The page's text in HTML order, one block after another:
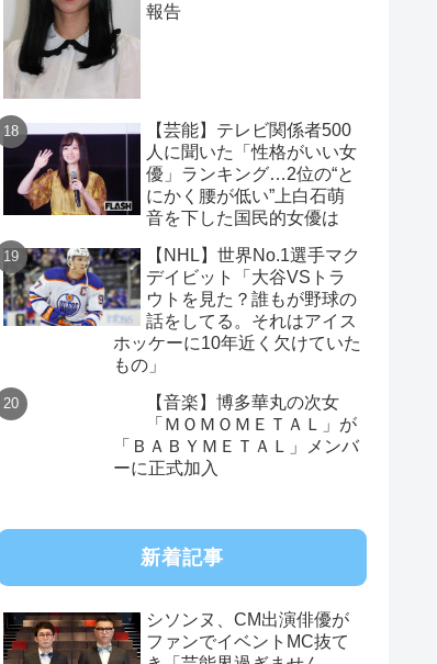
報告
【芸能】テレビ関係者500
人に聞いた「性格がいい女
優」ランキング…2位の“と
にかく腰が低い”上白石萌
音を下した国民的女優は
【NHL】世界No.1選手マク
デイビット「大谷VSトラ
ウトを見た？誰もが野球の
話をしてる。それはアイス
ホッケーに10年近く欠けていた
もの」
【音楽】博多華丸の次女
「ＭＯＭＯＭＥＴＡＬ」が
「ＢＡＢＹＭＥＴＡＬ」メンバ
ーに正式加入
新着記事
シソンヌ、CM出演俳優が
ファンでイベントMC抜て